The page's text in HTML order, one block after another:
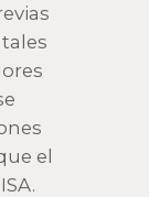
el